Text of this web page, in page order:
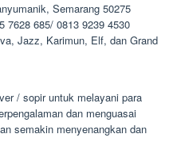
Semarang 50275
7628 685/ 0813 9239 4530
Jazz, Karimun, Elf, dan Grand
/ sopir untuk melayani para
dan menguasai
semakin menyenangkan dan